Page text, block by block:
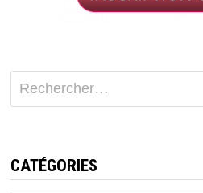
Rechercher :
CATÉGORIES